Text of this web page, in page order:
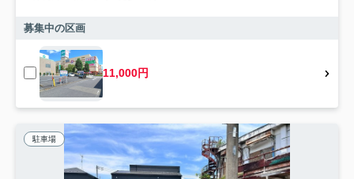
募集中の区画
11,000円
駐車場